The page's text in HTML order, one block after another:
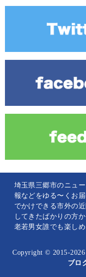
埼玉県三郷市のニュ
報などをゆる〜くお
でかけできる市外の
してきたばかりの方
老若男女誰でも楽し
Copyright © 2015-2026
ブロ